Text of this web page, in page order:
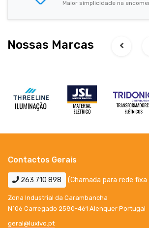
Maior simplicidade na
Nossas Marcas
Contactos Gerais
263 710 898 (Chamada para rede fixa
Zona Industrial da Carambancha
Nº06 Carregado 2580-461 Alenquer Portugal
geral@luxivo.pt